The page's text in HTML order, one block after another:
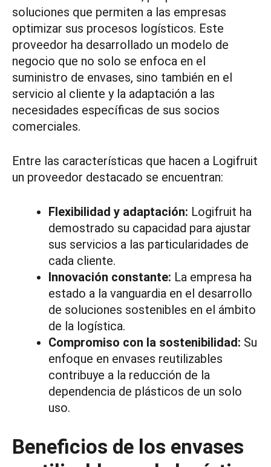
soluciones que permiten a las empresas
optimizar sus procesos logísticos. Este
proveedor ha desarrollado un modelo de
negocio que no solo se enfoca en el
suministro de envases, sino también en el
servicio al cliente y la adaptación a las
necesidades específicas de sus socios
comerciales.
Entre las características que hacen a Logifruit
un proveedor destacado se encuentran:
Flexibilidad y adaptación: Logifruit ha
demostrado su capacidad para ajustar
sus servicios a las particularidades de
cada cliente.
Innovación constante: La empresa ha
estado a la vanguardia en el desarrollo
de soluciones sostenibles en el ámbito
de la logística.
Compromiso con la sostenibilidad: Su
enfoque en envases reutilizables
contribuye a la reducción de la
dependencia de plásticos de un solo
uso.
Beneficios de los envases